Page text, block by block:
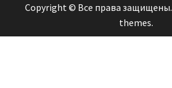
Copyright © Все права защищены.
themes.